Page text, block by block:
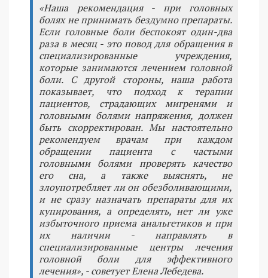
«Наша рекомендация - при головных
болях не принимать бездумно препараты.
Если головные боли беспокоят один-два
раза в месяц - это повод для обращения в
специализированные учреждения,
которые занимаются лечением головной
боли. С другой стороны, наша работа
показывает, что подход к терапии
пациентов, страдающих мигренями и
головными болями напряжения, должен
быть скорректирован. Мы настоятельно
рекомендуем врачам при каждом
обращении пациента с частыми
головными болями проверять качество
его сна, а также выяснять, не
злоупотребляет ли он обезболивающими,
и не сразу назначать препараты для их
купирования, а определять, нет ли уже
избыточного приема анальгетиков и при
их наличии - направлять в
специализированные центры лечения
головной боли для эффективного
лечения», - советует Елена Лебедева.